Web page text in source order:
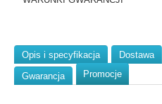
Opis i specyfikacja Dostawa
Gwarancja
Promocje